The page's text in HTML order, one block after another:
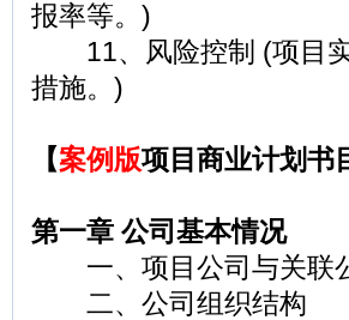
报率等。)
11、风险控制 (项目实
措施。)
【案例版项目商业计划书
第一章 公司基本情况
一、项目公司与关联
二、公司组织结构